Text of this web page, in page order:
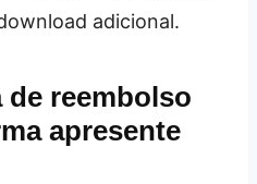
adicional.
de reembolso
apresente